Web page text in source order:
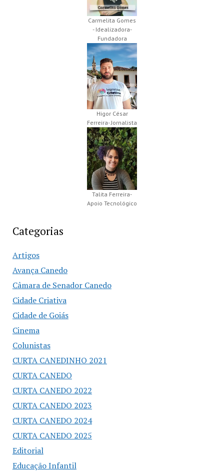
Carmelita Gomes
- Idealizadora-
Fundadora
Higor César
Ferreira- Jornalista
Talita Ferreira-
Apoio Tecnológico
Categorias
Artigos
Avança Canedo
Câmara de Senador Canedo
Cidade Criativa
Cidade de Goiás
Cinema
Colunistas
CURTA CANEDINHO 2021
CURTA CANEDO
CURTA CANEDO 2022
CURTA CANEDO 2023
CURTA CANEDO 2024
CURTA CANEDO 2025
Editorial
Educação Infantil